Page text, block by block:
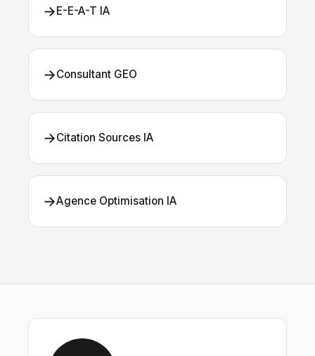
→E-E-A-T IA
→Consultant GEO
→Citation Sources IA
→Agence Optimisation IA